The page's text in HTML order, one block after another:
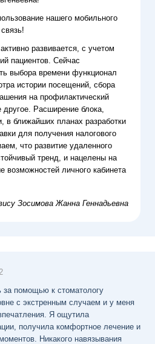
нашего мобильного
развивается, с учетом
пациентов. Сейчас
выбора времени функционал
истории посещений, сбора
на профилактический
другое. Расширение блока,
в ближайших планах разработки
для получения налогового
что развитие удаленного
тренд, и нацелены на
возможностей личного кабинета
Зосимова Жанна Геннадьевна
помощью к стоматологу
с экстренным случаем и у меня
Я ощутила
получила комфортное лечение и
Никакого навязывания